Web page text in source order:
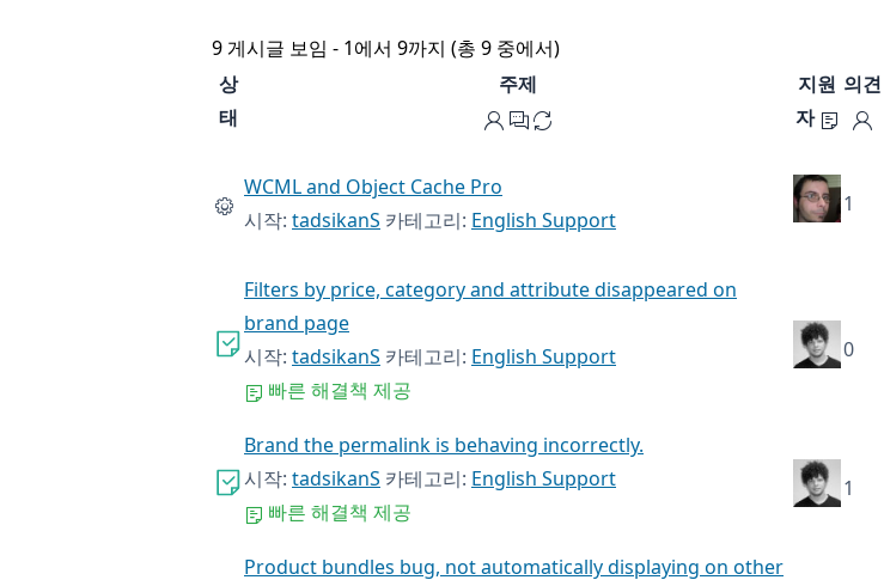
9 게시글 보임 - 1에서 9까지 (총 9 중에서)
상
태
주제
지원
자
의견
WCML and Object Cache Pro
시작: tadsikanS 카테고리: English Support
1
Filters by price, category and attribute disappeared on
brand page
시작: tadsikanS 카테고리: English Support
빠른 해결책 제공
0
Brand the permalink is behaving incorrectly.
시작: tadsikanS 카테고리: English Support
빠른 해결책 제공
1
Product bundles bug, not automatically displaying on other